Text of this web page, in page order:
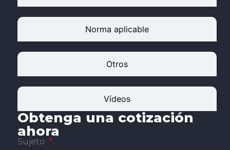
Norma aplicable
Otros
Vídeos
Obtenga una cotización
ahora
Sujeto